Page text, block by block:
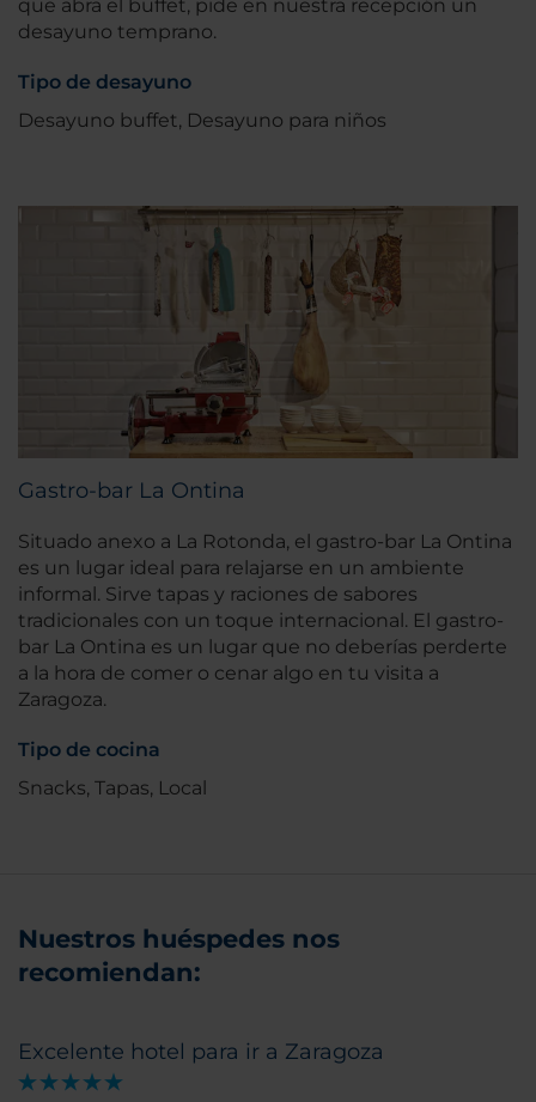
que abra el buffet, pide en nuestra recepción un
desayuno temprano.
Tipo de desayuno
Desayuno buffet, Desayuno para niños
Gastro-bar La Ontina
Situado anexo a La Rotonda, el gastro-bar La Ontina
es un lugar ideal para relajarse en un ambiente
informal. Sirve tapas y raciones de sabores
tradicionales con un toque internacional. El gastro-
bar La Ontina es un lugar que no deberías perderte
a la hora de comer o cenar algo en tu visita a
Zaragoza.
Tipo de cocina
Snacks, Tapas, Local
Nuestros huéspedes nos
recomiendan:
Excelente hotel para ir a Zaragoza